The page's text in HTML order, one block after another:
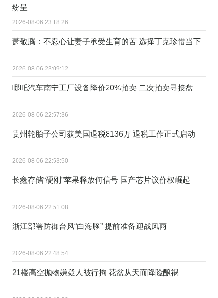
纷呈
2026-08-06 23:18:26
萧敬腾：不忍心让妻子承受生育的苦 选择丁克珍惜当下
2026-08-06 23:09:12
哪吒汽车南宁工厂设备降价20%拍卖 二次拍卖寻接盘
2026-08-06 22:57:36
贵州轮胎子公司获美国退税8136万 退税工作正式启动
2026-08-06 22:53:50
长鑫存储“硬刚”苹果释放何信号 国产芯片议价权崛起
2026-08-06 22:51:08
浙江部署防御台风“白海豚” 提前准备迎战风雨
2026-08-06 22:48:54
21楼高空抛物嫌疑人被行拘 花盆从天而降险酿祸